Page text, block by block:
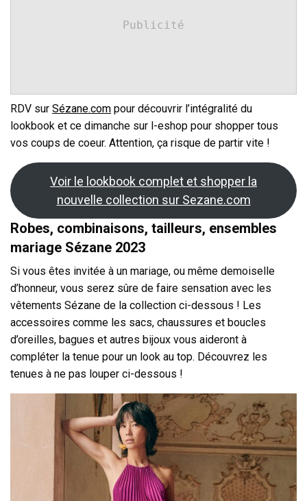
Publicité
RDV surSézane.com pour découvrir l’intégralité du
lookbook et ce dimanche sur l-eshop pour shopper tous
vos coups de coeur. Attention, ça risque de partir vite !
Voir le lookbook complet et shopper la
nouvelle collection sur Sezane.com
Robes, combinaisons, tailleurs, ensembles
mariage Sézane 2023
Si vous êtes invitée à un mariage, ou même demoiselle
d’honneur, vous serez sûre de faire sensation avec les
vêtements Sézane de la collection ci-dessous ! Les
accessoires comme les sacs, chaussures et boucles
d’oreilles, bagues et autres bijoux vous aideront à
compléter la tenue pour un look au top. Découvrez les
tenues à ne pas louper ci-dessous !